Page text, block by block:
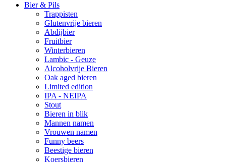
Bier & Pils
Trappisten
Glutenvrije bieren
Abdijbier
Fruitbier
Winterbieren
Lambic - Geuze
Alcoholvrije Bieren
Oak aged bieren
Limited edition
IPA - NEIPA
Stout
Bieren in blik
Mannen namen
Vrouwen namen
Funny beers
Beestige bieren
Koersbieren